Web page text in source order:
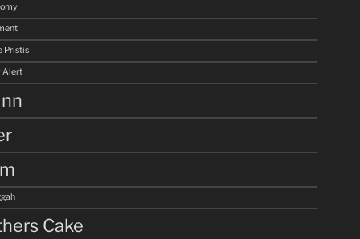
Pristis
Alert
Cake